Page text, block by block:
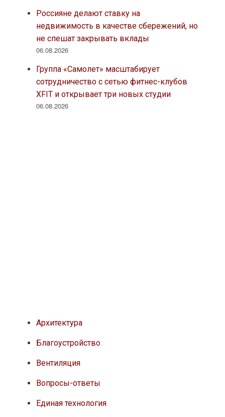
Россияне делают ставку на
недвижимость в качестве сбережений, но
не спешат закрывать вклады
06.08.2026
Группа «Самолет» масштабирует
сотрудничество с сетью фитнес-клубов
XFIT и открывает три новых студии
06.08.2026
Архитектура
Благоустройство
Вентиляция
Вопросы-ответы
Единая технология